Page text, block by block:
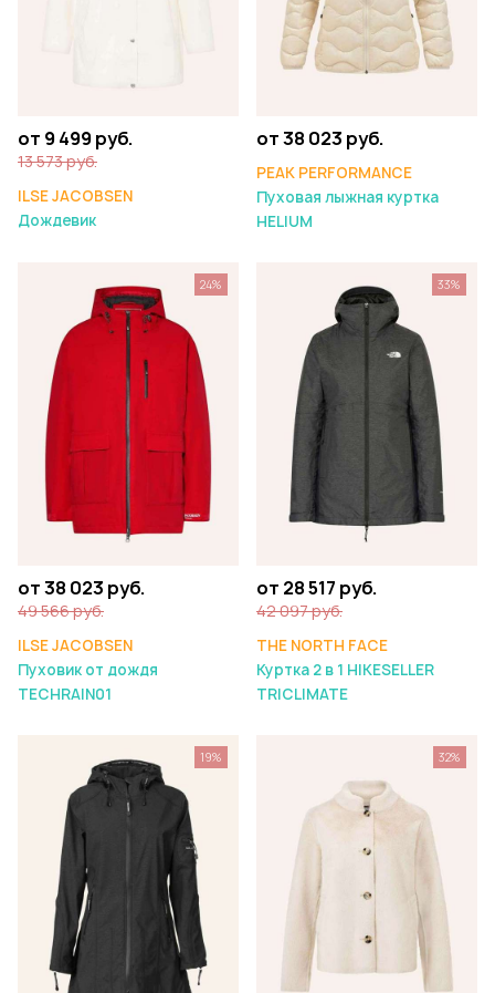
от 9 499 руб.
13 573 руб.
ILSE JACOBSEN
Дождевик
от 38 023 руб.
PEAK PERFORMANCE
Пуховая лыжная куртка
HELIUM
от 38 023 руб.
49 566 руб.
ILSE JACOBSEN
Пуховик от дождя
TECHRAIN01
24%
от 28 517 руб.
42 097 руб.
THE NORTH FACE
Куртка 2 в 1 HIKESELLER
TRICLIMATE
33%
19% 32%